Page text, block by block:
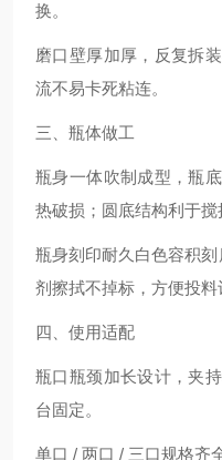
换。
磨口壁厚加厚，反复拆
流不易卡死粘连。
三、瓶体做工
瓶身一体吹制成型，瓶
热破损；圆底结构利于搅
瓶身刻印耐久白色容积
剂擦拭不掉标，方便投料
四、使用适配
瓶口瓶颈加长设计，夹
台固定。
单口 / 两口 / 三口规格齐